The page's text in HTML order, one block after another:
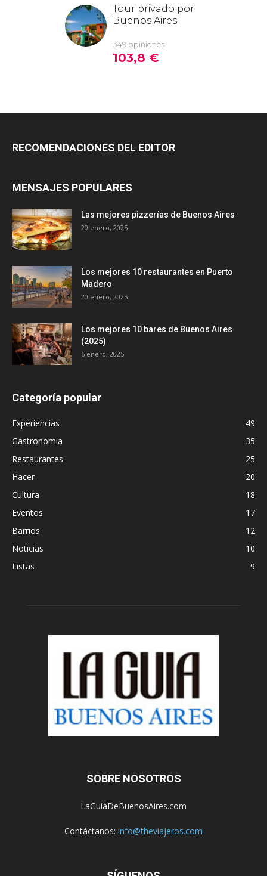
RECOMENDACIONES DEL EDITOR
MENSAJES POPULARES
Las mejores pizzerías de Buenos Aires
20 enero, 2025
Los mejores 10 restaurantes en Puerto
Madero
20 enero, 2025
Los mejores 10 bares de Buenos Aires
(2025)
6 enero, 2025
Categoría popular
Experiencias
49
Gastronomia
35
Restaurantes
25
Hacer
20
Cultura
18
Eventos
17
Barrios
12
Noticias
10
Listas
9
SOBRE NOSOTROS
LaGuiaDeBuenosAires.com
Contáctanos: info@theviajeros.com